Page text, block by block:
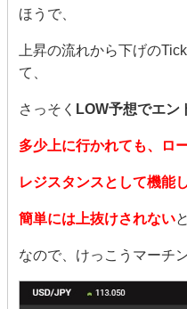
ほうで、
上昇の流れから下げの
て、
さっそく LOW予想でエン
多少上に行かれても、ロ
レジスタンスとして機能し
簡単には上抜けされない
なので、けっこうマーチ